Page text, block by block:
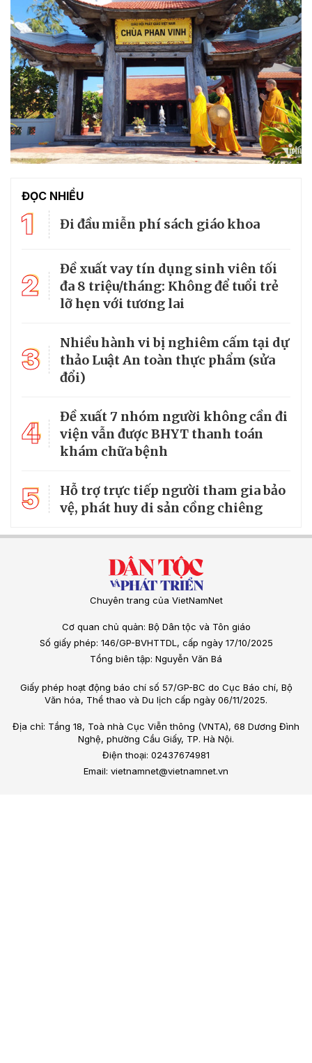
ĐỌC NHIỀU
1 Đi đầu miễn phí sách giáo khoa
2
Đề xuất vay tín dụng sinh viên tối
đa 8 triệu/tháng: Không để tuổi trẻ
lỡ hẹn với tương lai
3
Nhiều hành vi bị nghiêm cấm tại dự
thảo Luật An toàn thực phẩm (sửa
đổi)
4
Đề xuất 7 nhóm người không cần đi
viện vẫn được BHYT thanh toán
khám chữa bệnh
5
Hỗ trợ trực tiếp người tham gia bảo
vệ, phát huy di sản cồng chiêng
Chuyên trang của VietNamNet
Cơ quan chủ quản: Bộ Dân tộc và Tôn giáo
Số giấy phép: 146/GP-BVHTTDL, cấp ngày 17/10/2025
Tổng biên tập: Nguyễn Văn Bá
Giấy phép hoạt động báo chí số 57/GP-BC do Cục Báo chí, Bộ
Văn hóa, Thể thao và Du lịch cấp ngày 06/11/2025.
Địa chỉ: Tầng 18, Toà nhà Cục Viễn thông (VNTA), 68 Dương Đình
Nghệ, phường Cầu Giấy, TP. Hà Nội.
Điện thoại: 02437674981
Email: vietnamnet@vietnamnet.vn